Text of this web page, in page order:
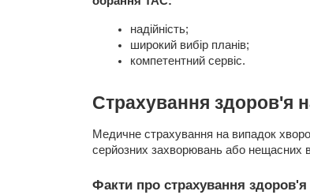
надійність;
широкий вибір планів;
компетентний сервіс.
Страхування здоров'я
Медичне страхування на випадок
серйозних захворювань або нещасних
Факти про страхування